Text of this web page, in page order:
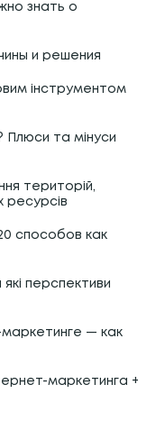
знать о
и решения
інструментом
Плюси та мінуси
територій,
ресурсів
способов как
перспективи
— как
маркетинга +